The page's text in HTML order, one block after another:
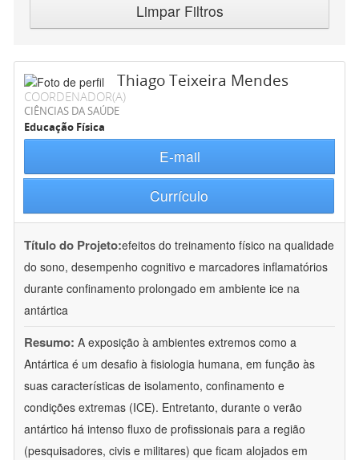
Limpar Filtros
Thiago Teixeira Mendes
COORDENADOR(A)
CIÊNCIAS DA SAÚDE
Educação Física
E-mail
Currículo
Título do Projeto:efeitos do treinamento físico na qualidade
do sono, desempenho cognitivo e marcadores inflamatórios
durante confinamento prolongado em ambiente ice na
antártica
Resumo: A exposição à ambientes extremos como a
Antártica é um desafio à fisiologia humana, em função às
suas características de isolamento, confinamento e
condições extremas (ICE). Entretanto, durante o verão
antártico há intenso fluxo de profissionais para a região
(pesquisadores, civis e militares) que ficam alojados em